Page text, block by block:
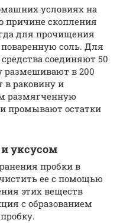
условиях на
причине скопления
для прочищения
соль. Для
соединяют 50
размешивают в 200
раковину и
размягченную
промывают остатки
уксусом
пробки в
ее с помощью
этих веществ
с образованием